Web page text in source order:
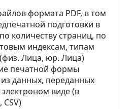
формата PDF, в том
подготовки в
количеству страниц, по
индексам, типам
Лица, юр. Лица)
печатной формы
данных, переданных
виде (в